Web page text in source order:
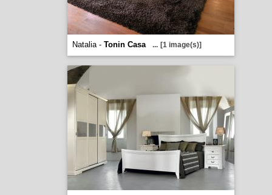
Natalia - Tonin Casa ... [1 image(s)]